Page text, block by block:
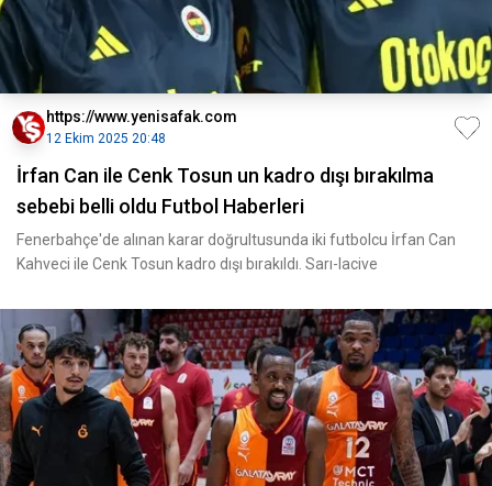
https://www.yenisafak.com
12 Ekim 2025 20:48
İrfan Can ile Cenk Tosun un kadro dışı bırakılma
sebebi belli oldu Futbol Haberleri
Fenerbahçe'de alınan karar doğrultusunda iki futbolcu İrfan Can
Kahveci ile Cenk Tosun kadro dışı bırakıldı. Sarı-lacive